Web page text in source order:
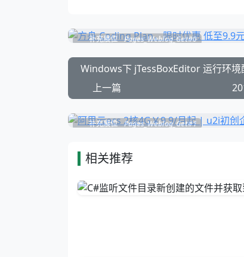
补充展位 Pages_Weblog_Get#0
Windows下 jTessBoxEditor 运行环境
上一篇
补充展位 Pages_Weblog_Get#1
相关推荐